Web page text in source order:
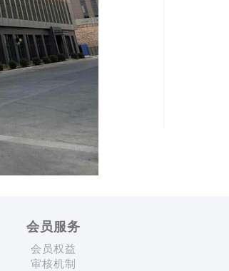
会员服务
会员权益
审核机制